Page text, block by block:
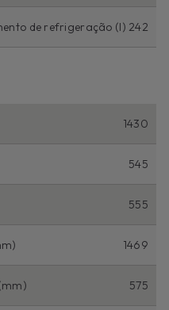
de refrigeração (l) 242
1430
545
555
1469
575